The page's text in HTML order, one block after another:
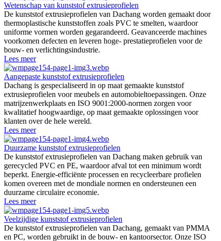
Wetenschap van kunststof extrusieprofielen
De kunststof extrusieprofielen van Dachang worden gemaakt door
thermoplastische kunststoffen zoals PVC te smelten, waardoor
uniforme vormen worden gegarandeerd. Geavanceerde machines
voorkomen defecten en leveren hoge- prestatieprofielen voor de
bouw- en verlichtingsindustrie.
Lees meer
Aangepaste kunststof extrusieprofielen
Dachang is gespecialiseerd in op maat gemaakte kunststof
extrusieprofielen voor meubels en automobieltoepassingen. Onze
matrijzenwerkplaats en ISO 9001:2000-normen zorgen voor
kwalitatief hoogwaardige, op maat gemaakte oplossingen voor
klanten over de hele wereld.
Lees meer
Duurzame kunststof extrusieprofielen
De kunststof extrusieprofielen van Dachang maken gebruik van
gerecycled PVC en PE, waardoor afval tot een minimum wordt
beperkt. Energie-efficiënte processen en recycleerbare profielen
komen overeen met de mondiale normen en ondersteunen een
duurzame circulaire economie.
Lees meer
Veelzijdige kunststof extrusieprofielen
De kunststof extrusieprofielen van Dachang, gemaakt van PMMA
en PC, worden gebruikt in de bouw- en kantoorsector. Onze ISO